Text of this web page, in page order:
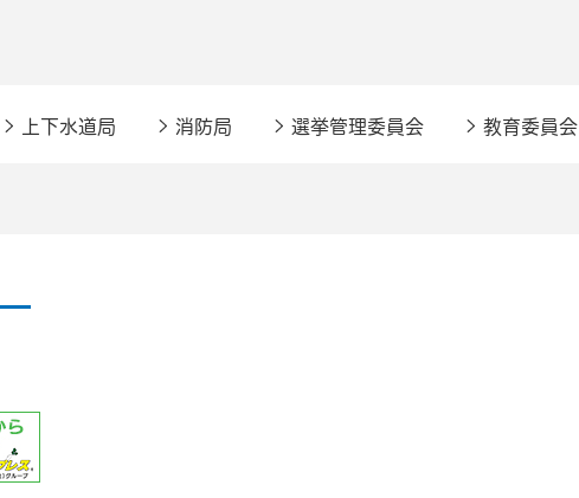
上下水道局 消防局 選挙管理委員会 教育委員会